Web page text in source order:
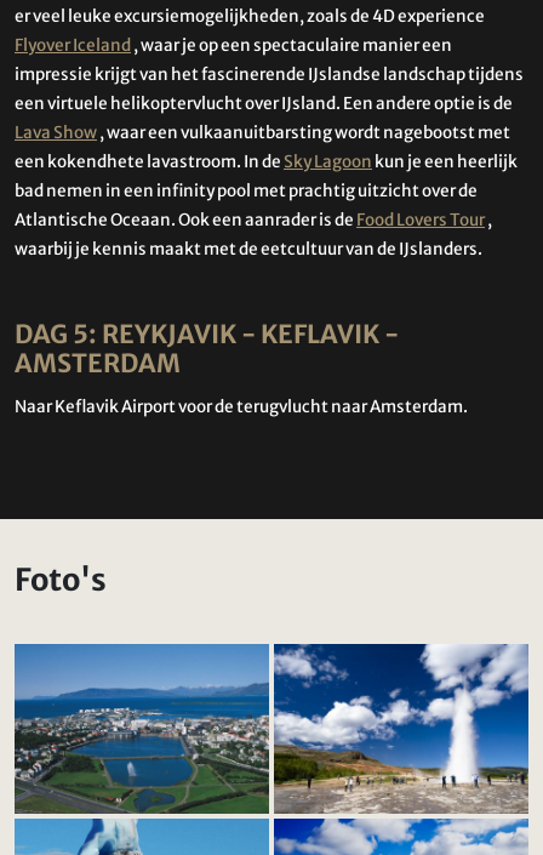
er veel leuke excursiemogelijkheden, zoals de 4D experience
Flyover Iceland , waar je op een spectaculaire manier een
impressie krijgt van het fascinerende IJslandse landschap tijdens
een virtuele helikoptervlucht over IJsland. Een andere optie is de
Lava Show, waar een vulkaanuitbarsting wordt nagebootst met
een kokendhete lavastroom. In de Sky Lagoon kun je een heerlijk
bad nemen in een infinity pool met prachtig uitzicht over de
Atlantische Oceaan. Ook een aanrader is de Food Lovers Tour,
waarbij je kennis maakt met de eetcultuur van de IJslanders.
DAG 5: REYKJAVIK - KEFLAVIK -
AMSTERDAM
Naar Keflavik Airport voor de terugvlucht naar Amsterdam.
Foto's